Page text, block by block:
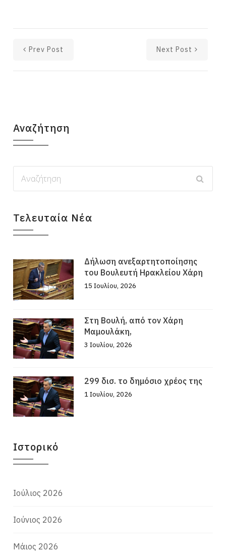
Prev Post Next Post
Αναζήτηση
Τελευταία Νέα
Δήλωση ανεξαρτητοποίησης
του Βουλευτή Ηρακλείου Χάρη
15 Ιουλίου, 2026
Στη Βουλή, από τον Χάρη
Μαμουλάκη,
3 Ιουλίου, 2026
299 δισ. το δημόσιο χρέος της
1 Ιουλίου, 2026
Ιστορικό
Ιούλιος 2026
Ιούνιος 2026
Μάιος 2026